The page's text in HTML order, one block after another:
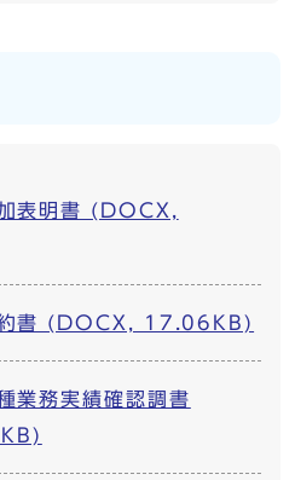
表明書 (DOCX,
約書 (DOCX, 17.06KB)
業務実績確認調書